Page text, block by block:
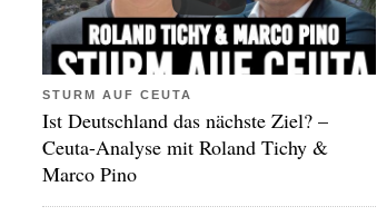
STURM AUF CEUTA
Ist Deutschland das nächste Ziel? –
Ceuta-Analyse mit Roland Tichy &
Marco Pino